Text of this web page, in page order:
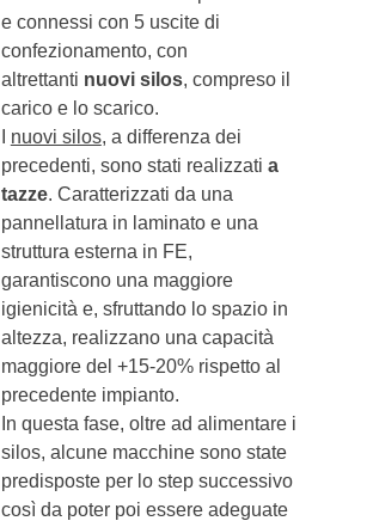
e connessi con 5 uscite di
confezionamento, con
altrettanti nuovi silos, compreso il
carico e lo scarico.
nuovi silos, a differenza dei
precedenti, sono stati realizzati a
tazze. Caratterizzati da una
pannellatura in laminato e una
struttura esterna in FE,
garantiscono una maggiore
igienicità e, sfruttando lo spazio in
altezza, realizzano una capacità
maggiore del +15-20% rispetto al
precedente impianto.
In questa fase, oltre ad alimentare i
silos, alcune macchine sono state
predisposte per lo step successivo
così da poter poi essere adeguate